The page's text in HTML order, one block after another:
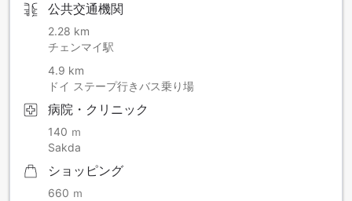
公共交通機関
2.28 km
チェンマイ駅
4.9 km
ドイ ステープ行きバス乗り場
病院・クリニック
140 ｍ
Sakda
ショッピング
660 ｍ